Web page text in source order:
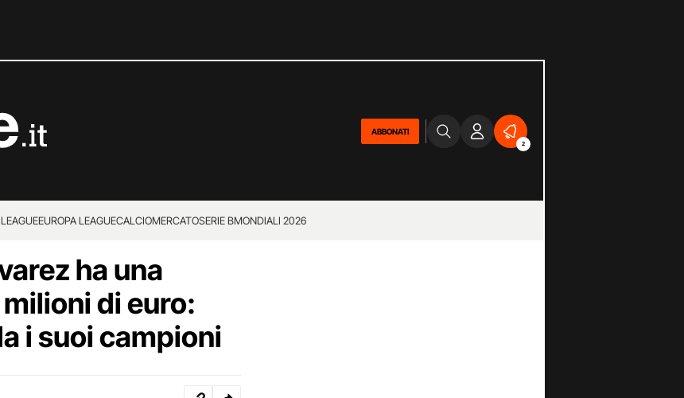
ABBONATI
2
EUROPA LEAGUECALCIOMERCATOSERIE BMONDIALI 2026
ha una
di euro:
i suoi campioni